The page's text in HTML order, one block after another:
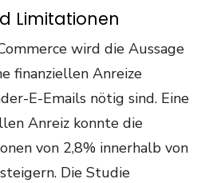
Limitationen
wird die Aussage
finanziellen Anreize
E-Emails nötig sind. Eine
Anreiz konnte die
von 2,8% innerhalb von
Die Studie